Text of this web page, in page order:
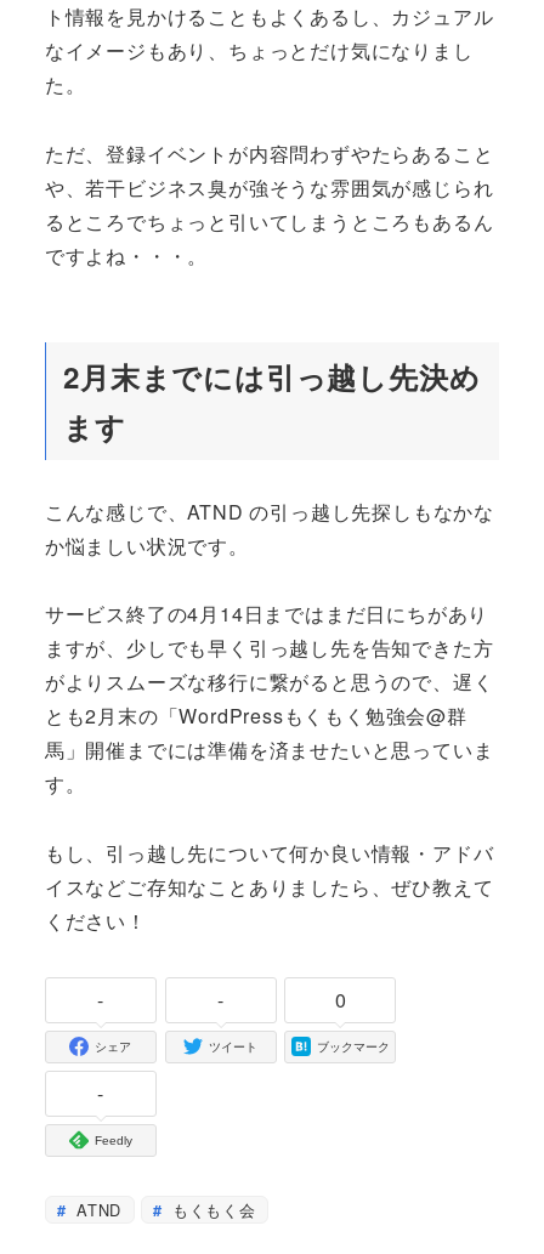
ト情報を見かけることもよくあるし、カジュアル
なイメージもあり、ちょっとだけ気になりまし
た。
ただ、登録イベントが内容問わずやたらあること
や、若干ビジネス臭が強そうな雰囲気が感じられ
るところでちょっと引いてしまうところもあるん
ですよね・・・。
2月末までには引っ越し先決め
ます
こんな感じで、ATND の引っ越し先探しもなかな
か悩ましい状況です。
サービス終了の4月14日まではまだ日にちがあり
ますが、少しでも早く引っ越し先を告知できた方
がよりスムーズな移行に繋がると思うので、遅く
とも2月末の「WordPressもくもく勉強会@群
馬」開催までには準備を済ませたいと思っていま
す。
もし、引っ越し先について何か良い情報・アドバ
イスなどご存知なことありましたら、ぜひ教えて
ください！
-
シェア
-
ツイート
0
ブックマーク
-
Feedly
ATND もくもく会